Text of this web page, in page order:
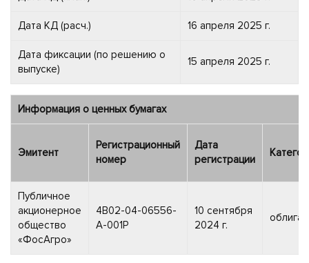
Дата КД (расч.) 16 апреля 2025 г.
Дата фиксации (по решению о
выпуске)
15 апреля 2025 г.
Информация о ценных бумагах
Эмитент
Регистрационный
номер
Дата
регистрации
Публичное
акционерное
общество
«ФосАгро»
4B02-04-06556-
A-001P
10 сентября
2024 г.